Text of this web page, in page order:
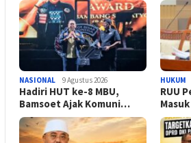
NASIONAL 9 Agustus 2026
Hadiri HUT ke-8 MBU,
Bamsoet Ajak Komuni…
HUKUM
RUU